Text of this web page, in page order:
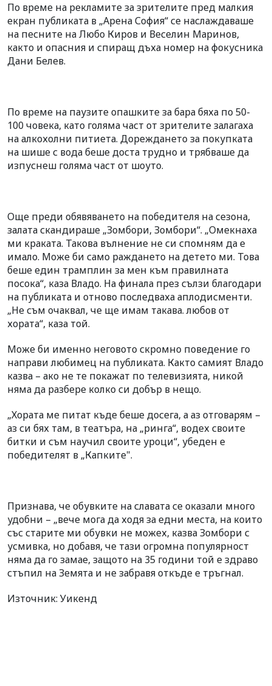
По време на рекламите за зрителите пред малкия
екран публиката в „Арена София“ се наслаждаваше
на песните на Любо Киров и Веселин Маринов,
както и опасния и спиращ дъха номер на фокусника
Дани Белев.
По време на паузите опашките за бара бяха по 50-
100 човека, като голяма част от зрителите залагаха
на алкохолни питиета. Дореждането за покупката
на шише с вода беше доста трудно и трябваше да
изпуснеш голяма част от шоуто.
Още преди обявяването на победителя на сезона,
залата скандираше „Зомбори, Зомбори“. „Омекнаха
ми краката. Такова вълнение не си спомням да е
имало. Може би само раждането на детето ми. Това
беше един трамплин за мен към правилната
посока“, каза Владо. На финала през сълзи благодари
на публиката и отново последваха аплодисменти.
„Не съм очаквал, че ще имам такава. любов от
хората“, каза той.
Може би именно неговото скромно поведение го
направи любимец на публиката. Както самият Владо
казва – ако не те покажат по телевизията, никой
няма да разбере колко си добър в нещо.
„Хората ме питат къде беше досега, а аз отговарям –
аз си бях там, в театъра, на „ринга“, водехсвоите
битки и съм научил своите уроци“, убеден е
победителят в „Капките".
Признава, че обувките на славата се оказали много
удобни – „вече мога да ходя за едни места, на които
със старите ми обувки не можех, казва Зомбори с
усмивка, но добавя, че тази огромна популярност
няма да го замае, защото на 35 години той е здраво
стъпил на Земята и не забравя откъде е тръгнал.
Източник: Уикенд